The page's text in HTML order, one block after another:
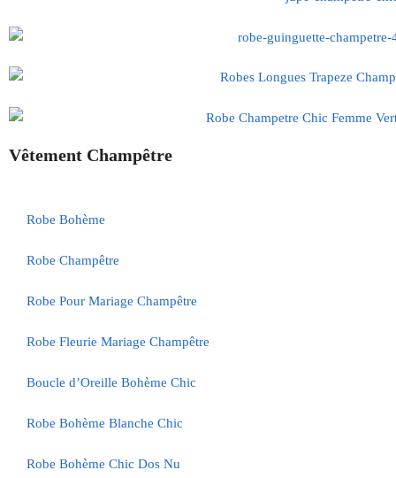
Vêtement Champêtre
Robe Bohème
Robe Champêtre
Robe Pour Mariage Champêtre
Robe Fleurie Mariage Champêtre
Boucle d’Oreille Bohème Chic
Robe Bohème Blanche Chic
Robe Bohème Chic Dos Nu